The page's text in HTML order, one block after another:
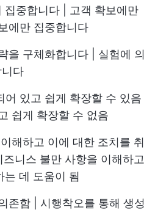
집중합니다 | 고객 확보에만
에만 집중합니다
을 구체화합니다 | 실험에 의
다
어 있고 쉽게 확장할 수 있음
쉽게 확장할 수 없음
해하고 이에 대한 조치를 취
니스 불만 사항을 이해하고
는 데 도움이 됨
존함 | 시행착오를 통해 생성